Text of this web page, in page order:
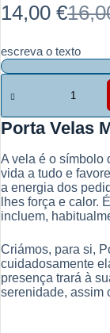
O
original
era:
16,00
14,00 €O
atual
é:
14,00
escreva o texto
Quantidade
de
Velas
Madeira
Porta Velas
A vela é o símbolo
vida a tudo e
a energia dos
lhes força e calor.
incluem,
Criámos, para si,
cuidadosamente
presença trará à
serenidade, assim